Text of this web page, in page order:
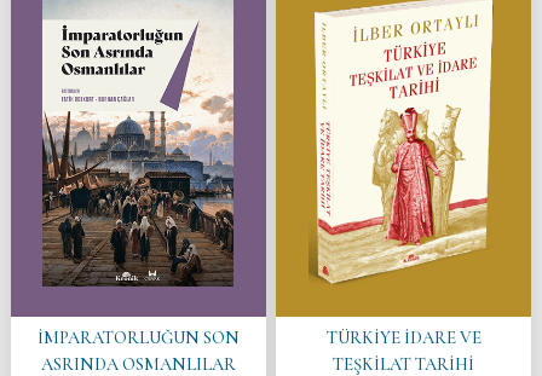
İMPARATORLUĞUN SON
ASRINDA OSMANLILAR
TÜRKİYE İDARE VE
TEŞKİLAT TARİHİ